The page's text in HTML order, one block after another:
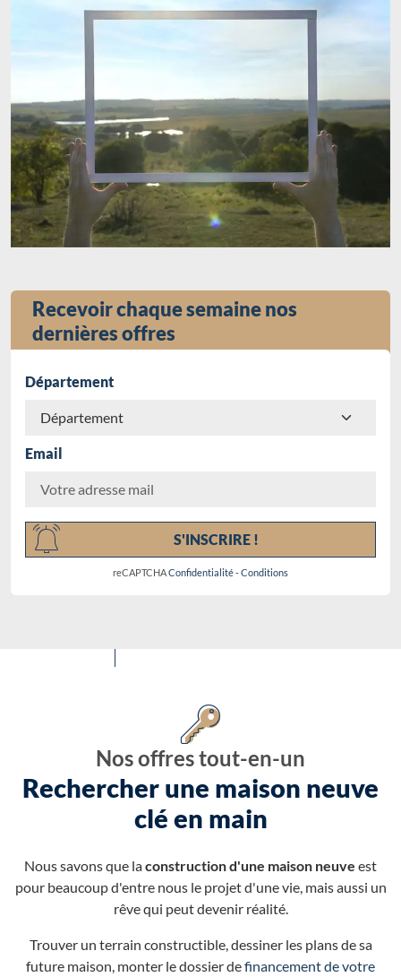
Recevoir chaque semaine nos
dernières offres
Département
Email
S'INSCRIRE !
reCAPTCHAConfidentialité-Conditions
Nos offres tout-en-un
Rechercher une maison neuve
clé en main
Nous savons que laconstruction d'une maison neuve est
pour beaucoup d'entre nous le projet d'une vie, mais aussi un
rêve qui peut devenir réalité.
Trouver un terrain constructible, dessiner les plans de sa
future maison, monter le dossier definancement de votre